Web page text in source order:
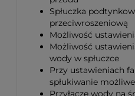
Spłuczka
przeciwroszeniową
Możliwość
Możliwość
wody w spłuczce
Przy ustawieniach
spłukiwanie
Przyłącze wody na